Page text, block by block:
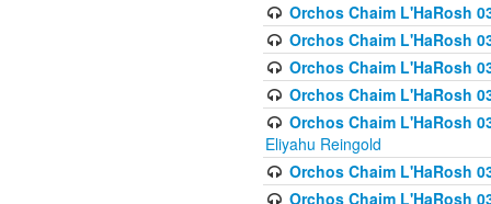
Orchos Chaim L'HaRosh
Orchos Chaim L'HaRosh
Orchos Chaim L'HaRosh
Orchos Chaim L'HaRosh
Orchos Chaim L'HaRosh
Eliyahu Reingold
Orchos Chaim L'HaRosh
Orchos Chaim L'HaRosh